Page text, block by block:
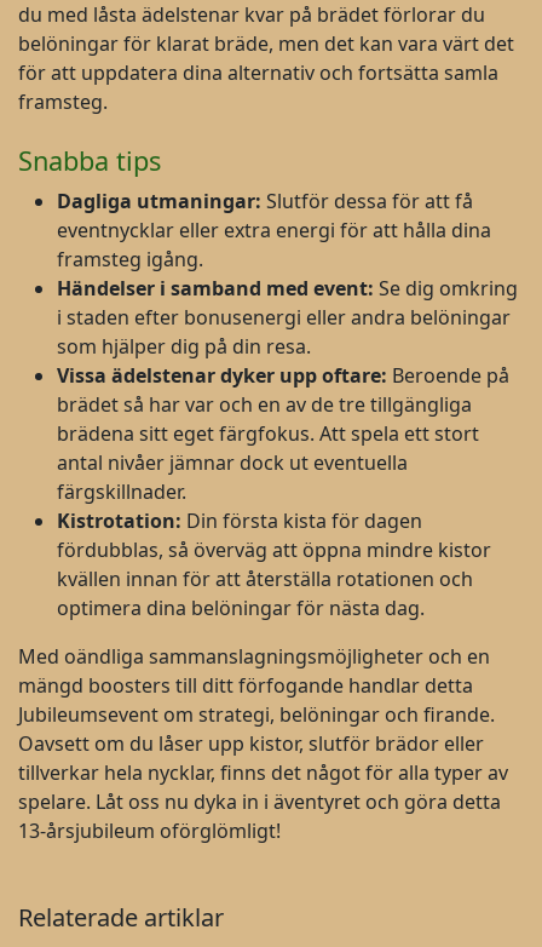
du med låsta ädelstenar kvar på brädet förlorar du
belöningar för klarat bräde, men det kan vara värt det
för att uppdatera dina alternativ och fortsätta samla
framsteg.
Snabba tips
Dagliga utmaningar: Slutför dessa för att få
eventnycklar eller extra energi för att hålla dina
framsteg igång.
Händelser i samband med event: Se dig omkring
i staden efter bonusenergi eller andra belöningar
som hjälper dig på din resa.
Vissa ädelstenar dyker upp oftare: Beroende på
brädet så har var och en av de tre tillgängliga
brädena sitt eget färgfokus. Att spela ett stort
antal nivåer jämnar dock ut eventuella
färgskillnader.
Kistrotation: Din första kista för dagen
fördubblas, så överväg att öppna mindre kistor
kvällen innan för att återställa rotationen och
optimera dina belöningar för nästa dag.
Med oändliga sammanslagningsmöjligheter och en
mängd boosters till ditt förfogande handlar detta
Jubileumsevent om strategi, belöningar och firande.
Oavsett om du låser upp kistor, slutför brädor eller
tillverkar hela nycklar, finns det något för alla typer av
spelare. Låt oss nu dyka in i äventyret och göra detta
13-årsjubileum oförglömligt!
Relaterade artiklar